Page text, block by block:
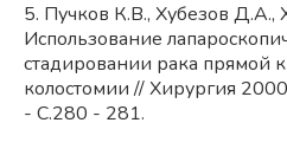
5. Пучков К.В., Хубезов Д.А.,
Использование
стадировании рака прямой
колостомии // Хирургия
- С.280 - 281.